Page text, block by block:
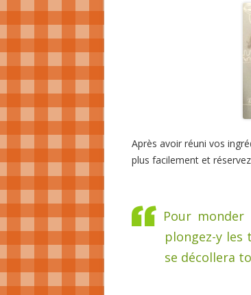
Après avoir réuni vos
plus facilement et
Pour
plongez-y les
se décollera